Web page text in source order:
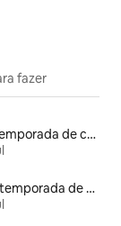
fazer
Aluguel por temporada de casas de hóspedes
Aluguéis por temporada de celeiros